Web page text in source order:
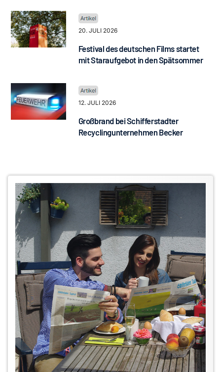
20. JULI 2026
Festival des deutschen Films startet
mit Staraufgebot in den Spätsommer
12. JULI 2026
Großbrand bei Schifferstadter
Recyclingunternehmen Becker